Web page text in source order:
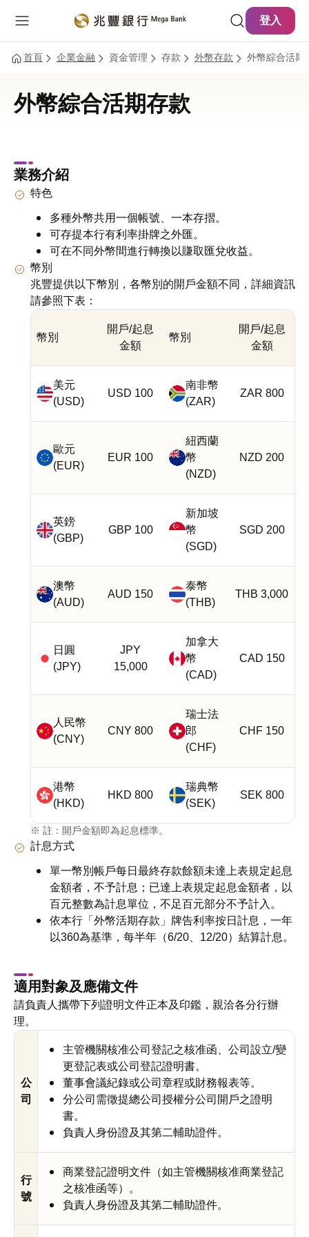
登入
首頁 企業金融 資金管理 存款 外幣存款 外幣綜合活期
外幣綜合活期存款
業務介紹
特色
多種外幣共用一個帳號、一本存摺。
可存提本行有利率掛牌之外匯。
可在不同外幣間進行轉換以賺取匯兌收益。
幣別
兆豐提供以下幣別，各幣別的開戶金額不同，詳細資訊
請參照下表：
幣別
開戶/起息
金額
幣別
開戶/起息
金額
美元
(USD)
USD 100
南非幣
(ZAR)
ZAR 800
歐元
(EUR)
EUR 100
紐西蘭
幣
(NZD)
NZD 200
英鎊
(GBP)
GBP 100
新加坡
幣
(SGD)
SGD 200
澳幣
(AUD)
AUD 150
泰幣
(THB)
THB 3,000
日圓
(JPY)
JPY
15,000
加拿大
幣
(CAD)
CAD 150
人民幣
(CNY)
CNY 800
瑞士法
郎
(CHF)
CHF 150
港幣
(HKD)
HKD 800
瑞典幣
(SEK)
SEK 800
※ 註：開戶金額即為起息標準。
計息方式
單一幣別帳戶每日最終存款餘額未達上表規定起息
金額者，不予計息；已達上表規定起息金額者，以
百元整數為計息單位，不足百元部分不予計入。
依本行「外幣活期存款」牌告利率按日計息，一年
以360為基準，每半年（6/20、12/20）結算計息。
適用對象及應備文件
請負責人攜帶下列證明文件正本及印鑑，親洽各分行辦
理。
公
司
主管機關核准公司登記之核准函、公司設立/變
更登記表或公司登記證明書。
董事會議紀錄或公司章程或財務報表等。
分公司需徵提總公司授權分公司開戶之證明
書。
負責人身份證及其第二輔助證件。
行
號
商業登記證明文件（如主管機關核准商業登記
之核准函等）。
負責人身份證及其第二輔助證件。